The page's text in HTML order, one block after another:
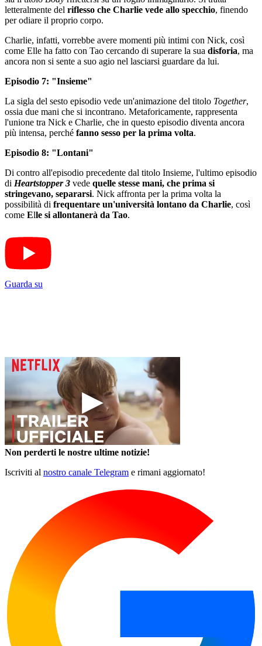
letteralmente del riflesso che Charlie vede allo specchio, finendo
per odiare il proprio corpo.
Charlie, infatti, vorrebbe avere momenti più intimi con Nick, così
come Elle ha fatto con Tao cercando di superare la sua disforia, ma
ancora non si sente a suo agio nel lasciarsi guardare da lui.
Episodio 7: "Insieme"
La sigla del sesto episodio vede un'animazione del titolo Together,
ossia due mani che si incontrano. Metaforicamente, rappresenta
l'unione tra Nick e Charlie, che in questo episodio diventa ancora
più intensa, perché fanno sesso per la prima volta.
Episodio 8: "Lontani"
Di contro all'episodio precedente dal titolo Insieme, l'ultimo episodio
di Heartstopper 3 vede quelle stesse mani, che prima si
stringevano, separarsi. Nick affronta per la prima volta la
possibilità di frequentare un'università lontano da Charlie, così
come Elle si allontanerà da Tao.
Guarda su
Non perderti le nostre ultime notizie!
Iscriviti al nostro canale Telegram e rimani aggiornato!